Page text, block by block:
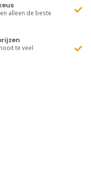
alleen de beste
te veel